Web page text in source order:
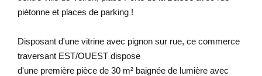
piétonne et places de parking !
Disposant d'une vitrine avec pignon sur rue, ce commerce
traversant EST/OUEST dispose
d'une première pièce de 30 m² baignée de lumière avec